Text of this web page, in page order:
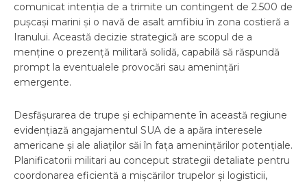
comunicat intenția de a trimite un contingent de 2.500 de
pușcași marini și o navă de asalt amfibiu în zona costieră a
Iranului. Această decizie strategică are scopul de a
menține o prezență militară solidă, capabilă să răspundă
prompt la eventualele provocări sau amenințări
emergente.
Desfășurarea de trupe și echipamente în această regiune
evidențiază angajamentul SUA de a apăra interesele
americane și ale aliaților săi în fața amenințărilor potențiale.
Planificatorii militari au conceput strategii detaliate pentru
coordonarea eficientă a mișcărilor trupelor și logisticii,